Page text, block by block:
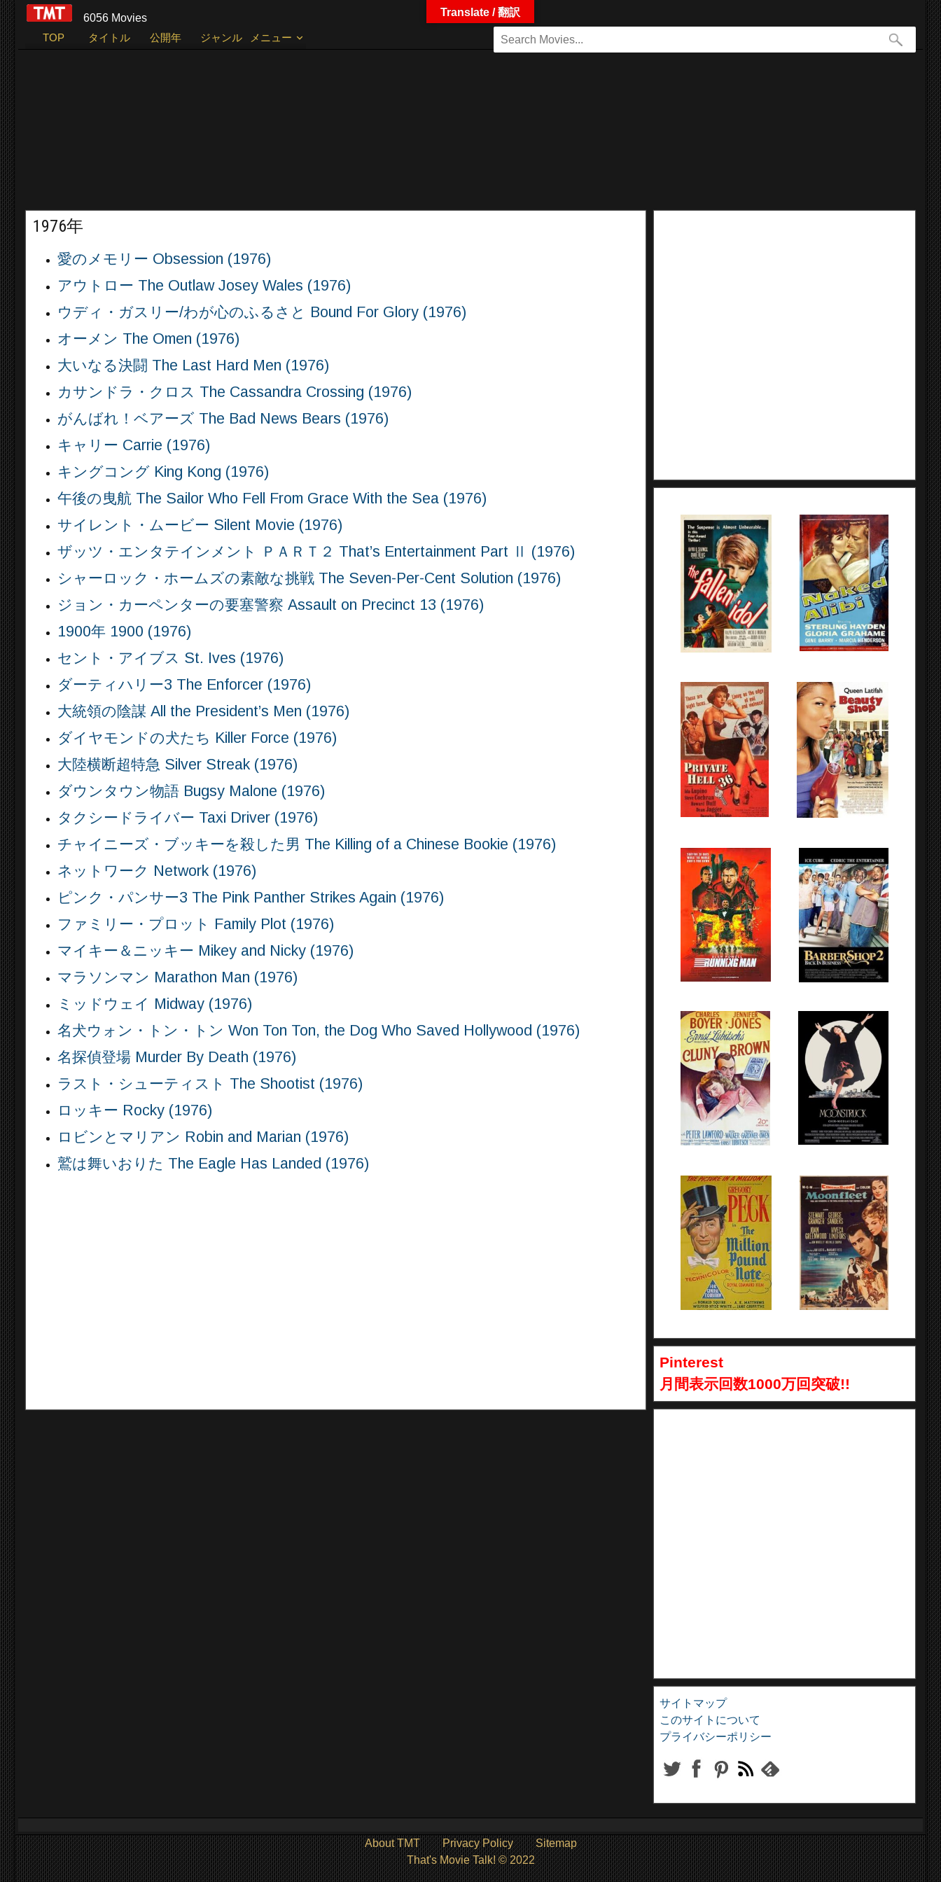
6056 Movies
TOP
タイトル 公開年 ジャンル メニュー
1976年
愛のメモリー Obsession (1976)
アウトロー The Outlaw Josey Wales (1976)
ウディ・ガスリー/わが心のふるさと Bound For Glory (1976)
オーメン The Omen (1976)
大いなる決闘 The Last Hard Men (1976)
カサンドラ・クロス The Cassandra Crossing (1976)
がんばれ！ベアーズ The Bad News Bears (1976)
キャリー Carrie (1976)
キングコング King Kong (1976)
午後の曳航 The Sailor Who Fell From Grace With the Sea (1976)
サイレント・ムービー Silent Movie (1976)
ザッツ・エンタテインメント ＰＡＲＴ２ That’s Entertainment Part Ⅱ (1976)
シャーロック・ホームズの素敵な挑戦 The Seven-Per-Cent Solution (1976)
ジョン・カーペンターの要塞警察 Assault on Precinct 13 (1976)
1900年 1900 (1976)
セント・アイブス St. Ives (1976)
ダーティハリー3 The Enforcer (1976)
大統領の陰謀 All the President’s Men (1976)
ダイヤモンドの犬たち Killer Force (1976)
大陸横断超特急 Silver Streak (1976)
ダウンタウン物語 Bugsy Malone (1976)
タクシードライバー Taxi Driver (1976)
チャイニーズ・ブッキーを殺した男 The Killing of a Chinese Bookie (1976)
ネットワーク Network (1976)
ピンク・パンサー3 The Pink Panther Strikes Again (1976)
ファミリー・プロット Family Plot (1976)
マイキー＆ニッキー Mikey and Nicky (1976)
マラソンマン Marathon Man (1976)
ミッドウェイ Midway (1976)
名犬ウォン・トン・トン Won Ton Ton, the Dog Who Saved Hollywood (1976)
名探偵登場 Murder By Death (1976)
ラスト・シューティスト The Shootist (1976)
ロッキー Rocky (1976)
ロビンとマリアン Robin and Marian (1976)
鷲は舞いおりた The Eagle Has Landed (1976)
Pinterest
月間表示回数1000万回突破!!
サイトマップ
このサイトについて
プライバシーポリシー
Translate / 翻訳
About TMT Privacy Policy
Sitemap
That's Movie Talk! © 2022